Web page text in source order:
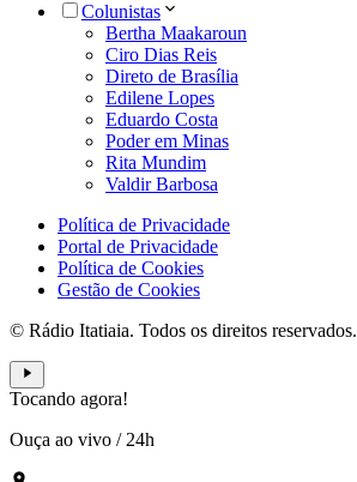
Colunistas
Bertha Maakaroun
Ciro Dias Reis
Direto de Brasília
Edilene Lopes
Eduardo Costa
Poder em Minas
Rita Mundim
Valdir Barbosa
Política de Privacidade
Portal de Privacidade
Política de Cookies
Gestão de Cookies
© Rádio Itatiaia. Todos os direitos reservados.
Tocando agora!
Ouça ao vivo / 24h